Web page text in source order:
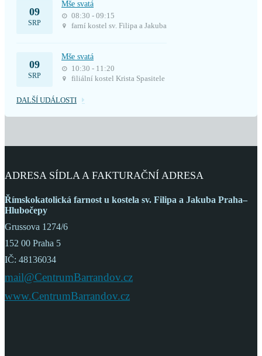
09
SRP
Mše svatá
08:30 - 09:15
farní kostel sv. Filipa a Jakuba
09
SRP
Mše svatá
10:30 - 11:20
filiální kostel Krista Spasitele
DALŠÍ UDÁLOSTI
ADRESA SÍDLA A FAKTURAČNÍ ADRESA
Římskokatolická farnost u kostela sv. Filipa a Jakuba Praha–
Hlubočepy
Grussova 1274/6
152 00 Praha 5
IČ: 48136034
mail@CentrumBarrandov.cz
www.CentrumBarrandov.cz